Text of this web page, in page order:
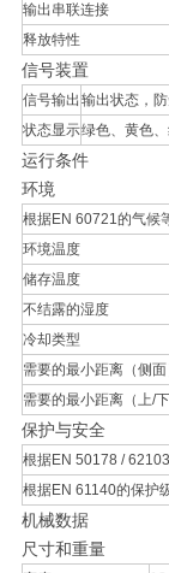
输出串联连接
释放特性
信号装置
信号输出 输出状态，
状态显示绿色、黄色
运行条件
环境
根据EN 60721的气候
环境温度
储存温度
不结露的湿度
冷却类型
需要的最小距离（侧
需要的最小距离（上/
保护与安全
根据EN 50178 /
根据EN 61140的保护
机械数据
尺寸和重量